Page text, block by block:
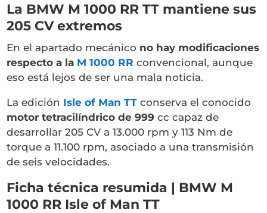
La BMW M 1000 RR TT mantiene sus
205 CV extremos
En el apartado mecánico no hay modificaciones
respecto a la M 1000 RR convencional, aunque
eso está lejos de ser una mala noticia.
La edición Isle of Man TT conserva el conocido
motor tetracilíndrico de 999 cc capaz de
desarrollar 205 CV a 13.000 rpm y 113 Nm de
torque a 11.100 rpm, asociado a una transmisión
de seis velocidades.
Ficha técnica resumida | BMW M
1000 RR Isle of Man TT